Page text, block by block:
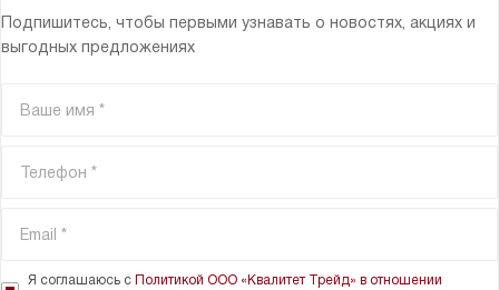
Подпишитесь, чтобы первыми узнавать о новостях, акциях и
выгодных предложениях
Я соглашаюсь с Политикой ООО «Квалитет Трейд» в отношении